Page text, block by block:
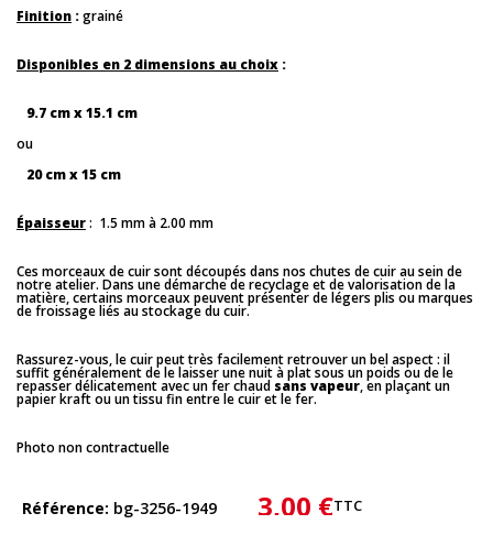
Finition :grainé
Disponibles en 2 dimensions au choix :
9.7 cm x 15.1 cm
ou
20 cm x 15 cm
Épaisseur: 1.5 mm à 2.00 mm
Ces morceaux de cuir sont découpés dans nos chutes de cuir au sein de
notre atelier. Dans une démarche de recyclage et de valorisation de la
matière, certains morceaux peuvent présenter de légers plis ou marques
de froissage liés au stockage du cuir.
Rassurez-vous, le cuir peut très facilement retrouver un bel aspect : il
suffit généralement de le laisser une nuit à plat sous un poids ou de le
repasser délicatement avec un fer chaud sans vapeur, en plaçant un
papier kraft ou un tissu fin entre le cuir et le fer.
Photo non contractuelle
Référence bg-3256-1949 3,00 €TTC